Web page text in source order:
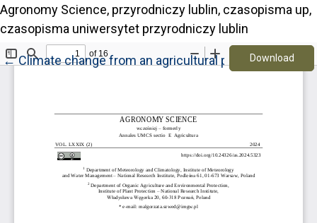
Agronomy Science, przyrodniczy lublin, czasopisma up,
czasopisma uniwersytet przyrodniczy lublin
←Return to Article Details
Climate change from an agricultural perspective
Download